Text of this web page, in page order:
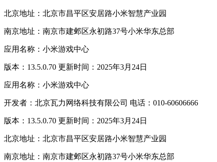
北京地址：北京市昌平区安居路小米智慧产业园
南京地址：南京市建邺区永初路37号小米华东总部
应用名称：小米游戏中心
版本：13.5.0.70 更新时间：2025年3月24日
应用名称：小米游戏中心
开发者：北京瓦力网络科技有限公司 电话：010-60606666
版本：13.5.0.70 更新时间：2025年3月24日
北京地址：北京市昌平区安居路小米智慧产业园
南京地址：南京市建邺区永初路37号小米华东总部